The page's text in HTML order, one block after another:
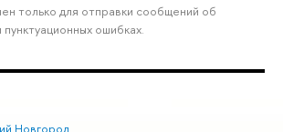
только для отправки сообщений о
ошибках.
Новгород